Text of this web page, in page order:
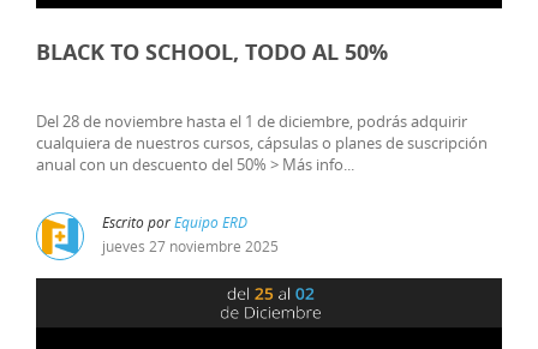
BLACK TO SCHOOL, TODO AL 50%
Del 28 de noviembre hasta el 1 de diciembre, podrás adquirir
cualquiera de nuestros cursos, cápsulas o planes de suscripción
anual con un descuento del 50% > Más info...
Escrito porEquipo ERD
jueves 27 noviembre 2025